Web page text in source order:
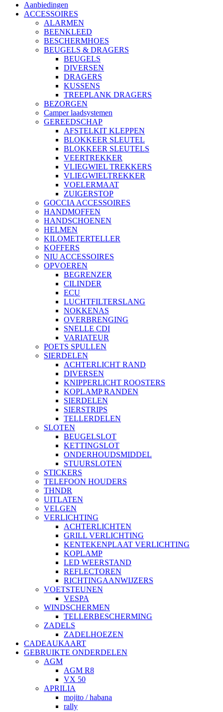
Aanbiedingen
ACCESSOIRES
ALARMEN
BEENKLEED
BESCHERMHOES
BEUGELS & DRAGERS
BEUGELS
DIVERSEN
DRAGERS
KUSSENS
TREEPLANK DRAGERS
BEZORGEN
Camper laadsystemen
GEREEDSCHAP
AFSTELKIT KLEPPEN
BLOKKEER SLEUTEL
BLOKKEER SLEUTELS
VEERTREKKER
VLIEGWIEL TREKKERS
VLIEGWIELTREKKER
VOELERMAAT
ZUIGERSTOP
GOCCIA ACCESSOIRES
HANDMOFFEN
HANDSCHOENEN
HELMEN
KILOMETERTELLER
KOFFERS
NIU ACCESSOIRES
OPVOEREN
BEGRENZER
CILINDER
ECU
LUCHTFILTERSLANG
NOKKENAS
OVERBRENGING
SNELLE CDI
VARIATEUR
POETS SPULLEN
SIERDELEN
ACHTERLICHT RAND
DIVERSEN
KNIPPERLICHT ROOSTERS
KOPLAMP RANDEN
SIERDELEN
SIERSTRIPS
TELLERDELEN
SLOTEN
BEUGELSLOT
KETTINGSLOT
ONDERHOUDSMIDDEL
STUURSLOTEN
STICKERS
TELEFOON HOUDERS
THNDR
UITLATEN
VELGEN
VERLICHTING
ACHTERLICHTEN
GRILL VERLICHTING
KENTEKENPLAAT VERLICHTING
KOPLAMP
LED WEERSTAND
REFLECTOREN
RICHTINGAANWIJZERS
VOETSTEUNEN
VESPA
WINDSCHERMEN
TELLERBESCHERMING
ZADELS
ZADELHOEZEN
CADEAUKAART
GEBRUIKTE ONDERDELEN
AGM
AGM R8
VX 50
APRILIA
mojito / habana
rally